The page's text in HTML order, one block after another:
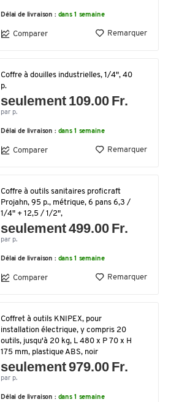
Délai de livraison : dans 1 semaine
Comparer Remarquer
Coffre à douilles industrielles, 1/4", 40
p.
seulement 109.00 Fr.
par p.
Délai de livraison : dans 1 semaine
Comparer Remarquer
Coffre à outils sanitaires proficraft
Projahn, 95 p., métrique, 6 pans 6,3 /
1/4" + 12,5 / 1/2",
seulement 499.00 Fr.
par p.
Délai de livraison : dans 1 semaine
Comparer Remarquer
Coffret à outils KNIPEX, pour
installation électrique, y compris 20
outils, jusqu'à 20 kg, L 480 x P 70 x H
175 mm, plastique ABS, noir
seulement 979.00 Fr.
par p.
Délai de livraison : dans 1 semaine